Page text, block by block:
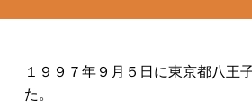
１９９７年９月５日に東京都八王
た。